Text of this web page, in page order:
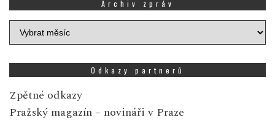
Archiv zpráv
Archiv
zpráv
Odkazy partnerů
Zpětné odkazy
Pražský magazín – novináři v Praze